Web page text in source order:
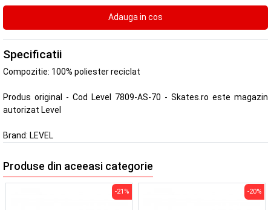
Specificatii
Compozitie: 100% poliester reciclat
Produs original - Cod Level 7809-AS-70 - Skates.ro este magazin
autorizat Level
Brand: LEVEL
Produse din aceeasi categorie
-21% -20%